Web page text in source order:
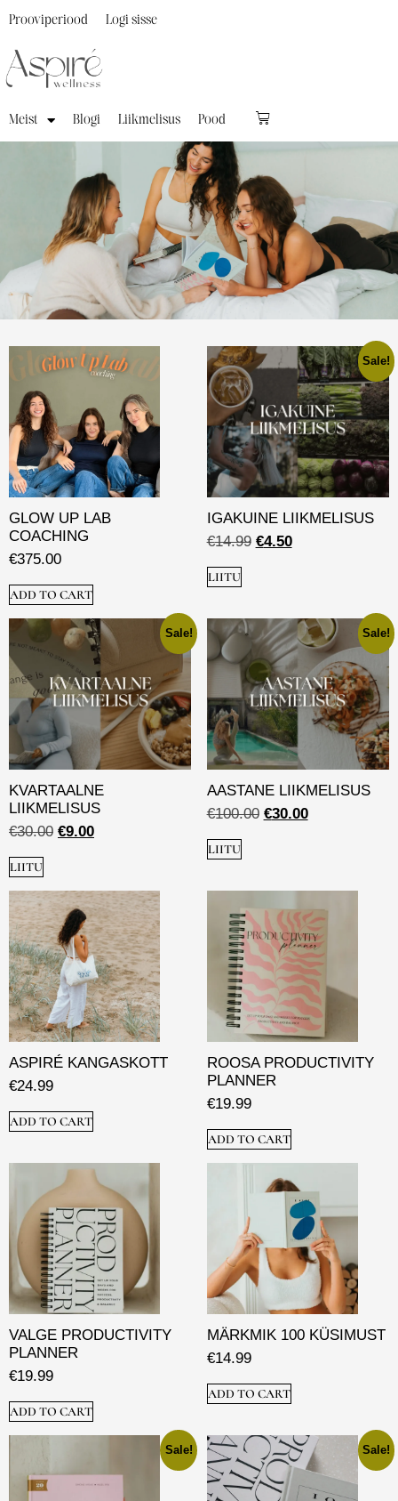
Meist Blogi Liikmelisus Pood
Prooviperiood Logi sisse
GLOW UP LAB
COACHING
€375.00
ADD TO CART
Sale!
IGAKUINE LIIKMELISUS
€14.99 €4.50
LIITU
Sale!
KVARTAALNE
LIIKMELISUS
€30.00 €9.00
LIITU
Sale!
AASTANE LIIKMELISUS
€100.00 €30.00
LIITU
ASPIRÉ KANGASKOTT
€24.99
ADD TO CART
ROOSA PRODUCTIVITY
PLANNER
€19.99
ADD TO CART
VALGE PRODUCTIVITY
PLANNER
€19.99
ADD TO CART
MÄRKMIK 100 KÜSIMUST
€14.99
ADD TO CART
Sale! Sale!